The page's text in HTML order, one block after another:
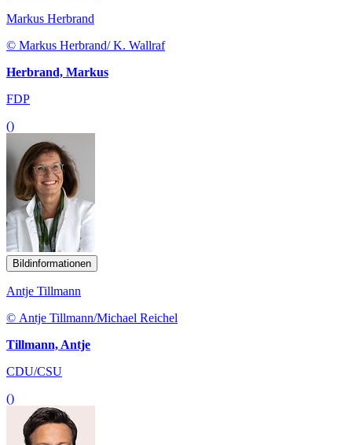
Markus Herbrand
© Markus Herbrand/ K. Wallraf
Herbrand, Markus
FDP
()
Bildinformationen
Antje Tillmann
© Antje Tillmann/Michael Reichel
Tillmann, Antje
CDU/CSU
()